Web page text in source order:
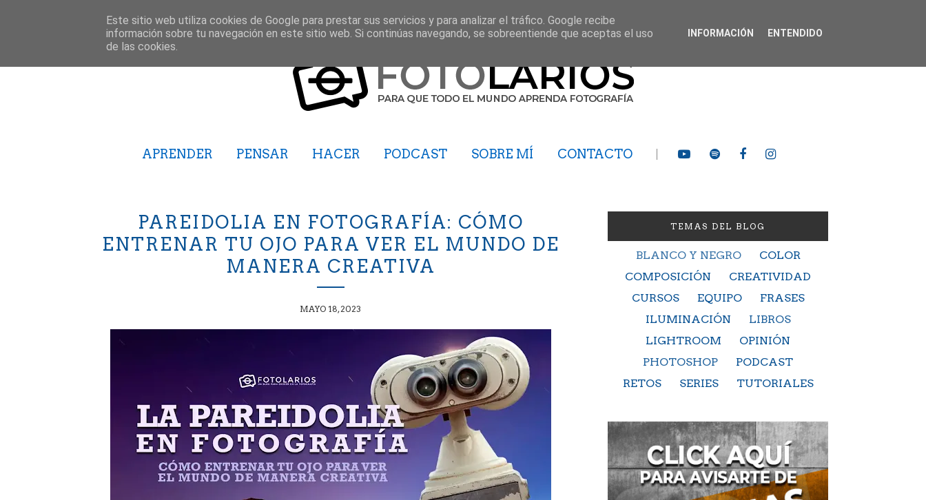
APRENDER PENSAR HACER PODCAST SOBRE MÍ CONTACTO
PAREIDOLIA EN FOTOGRAFÍA: CÓMO
ENTRENAR TU OJO PARA VER EL MUNDO DE
MANERA CREATIVA
MAYO 18, 2023
TEMAS DEL BLOG
BLANCO Y NEGRO
COLOR
COMPOSICIÓN
CREATIVIDAD
CURSOS
EQUIPO
FRASES
ILUMINACIÓN
LIBROS
LIGHTROOM
OPINIÓN
PHOTOSHOP
PODCAST
RETOS
SERIES TUTORIALES
Este sitio web utiliza cookies de Google para prestar sus servicios y para analizar el tráfico. Google recibe
información sobre tu navegación en este sitio web. Si continúas navegando, se sobreentiende que aceptas el uso
de las cookies.
INFORMACIÓN ENTENDIDO